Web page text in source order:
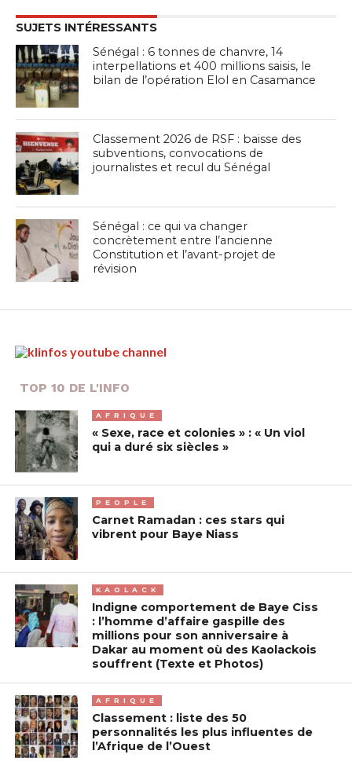
SUJETS INTÉRESSANTS
Sénégal : 6 tonnes de chanvre, 14
interpellations et 400 millions saisis, le
bilan de l’opération Elol en Casamance
Classement 2026 de RSF : baisse des
subventions, convocations de
journalistes et recul du Sénégal
Sénégal : ce qui va changer
concrètement entre l’ancienne
Constitution et l’avant-projet de
révision
TOP 10 DE L'INFO
AFRIQUE
« Sexe, race et colonies » : « Un viol
qui a duré six siècles »
PEOPLE
Carnet Ramadan : ces stars qui
vibrent pour Baye Niass
KAOLACK
Indigne comportement de Baye Ciss
: l’homme d’affaire gaspille des
millions pour son anniversaire à
Dakar au moment où des Kaolackois
souffrent (Texte et Photos)
AFRIQUE
Classement : liste des 50
personnalités les plus influentes de
l’Afrique de l’Ouest